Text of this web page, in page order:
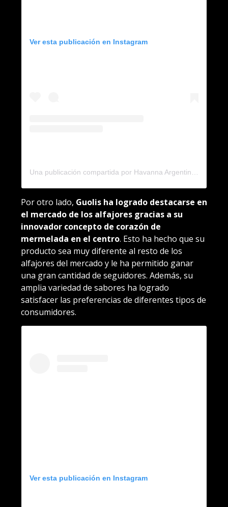
Ver esta publicación en Instagram
Por otro lado, Guolis ha logrado destacarse en
el mercado de los alfajores gracias a su
innovador concepto de corazón de
mermelada en el centro. Esto ha hecho que su
producto sea muy diferente al resto de los
alfajores del mercado y le ha permitido ganar
una gran cantidad de seguidores. Además, su
amplia variedad de sabores ha logrado
satisfacer las preferencias de diferentes tipos de
consumidores.
Ver esta publicación en Instagram